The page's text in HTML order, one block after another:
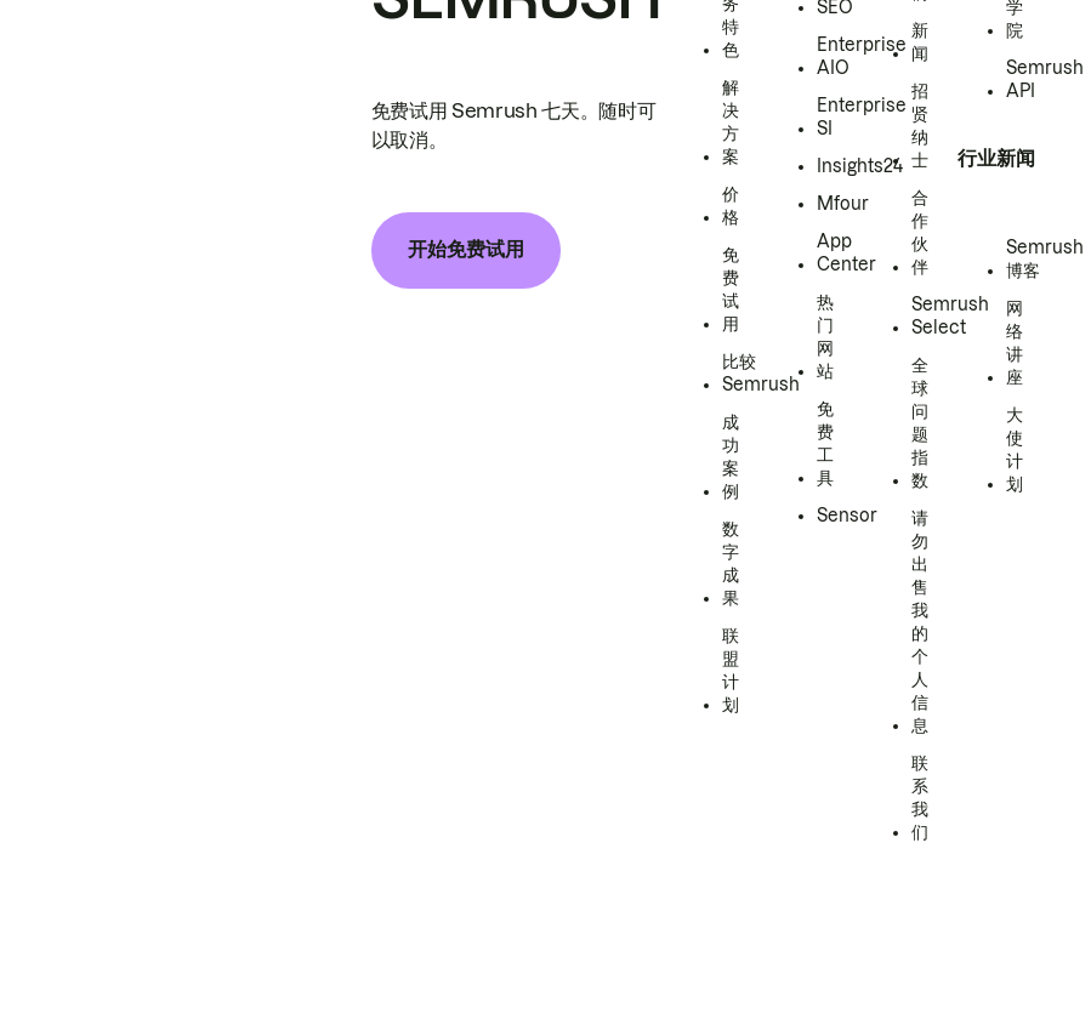
免费试用 Semrush 七天。随时可
以取消。
开始免费试用
特
色
解
决
方
案
价
格
免
费
试
用
比较
Semrush
成
功
案
例
数
字
成
果
联
盟
计
划
SEO
Enterprise
AIO
Enterprise
SI
Insights24
Mfour
App
Center
热
门
网
站
免
费
工
具
Sensor
新
闻
招
贤
纳
士
合
作
伙
伴
Semrush
Select
全
球
问
题
指
数
请
勿
出
售
我
的
个
人
信
息
联
系
我
们
学
院
Semrush
API
行业新闻
Semrush
博客
网
络
讲
座
大
使
计
划